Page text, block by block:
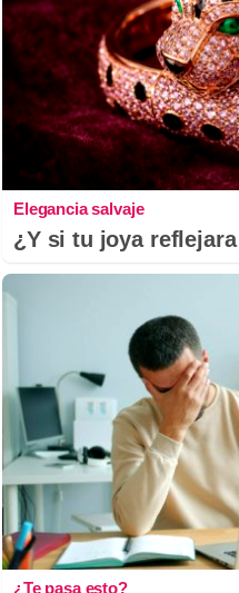
Elegancia salvaje
¿Y si tu joya
¿Te pasa esto?